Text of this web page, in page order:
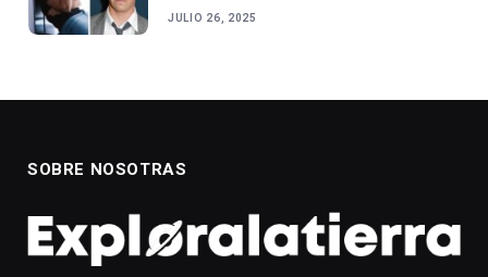
JULIO 26, 2025
SOBRE NOSOTRAS